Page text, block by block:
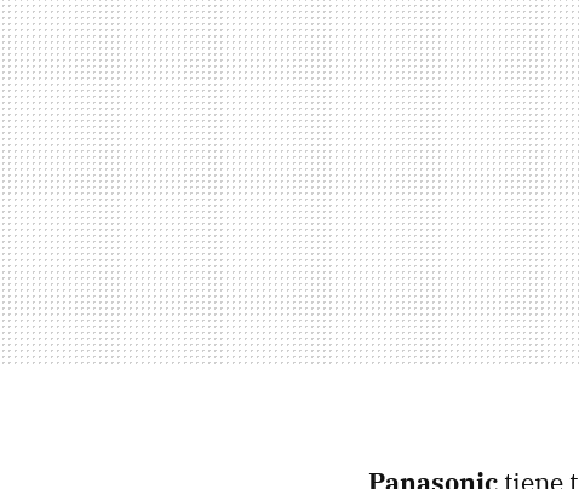
Panasonic tiene